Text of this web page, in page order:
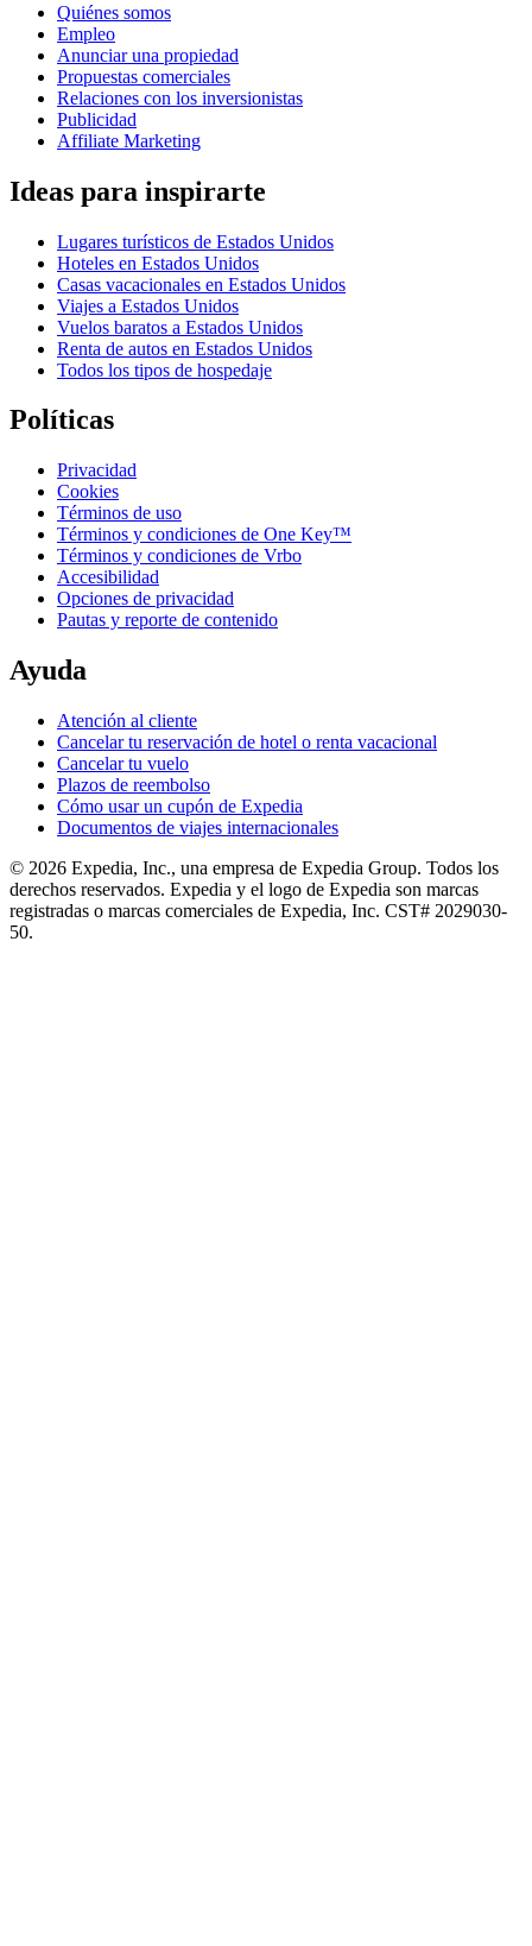
Quiénes somos
Empleo
Anunciar una propiedad
Propuestas comerciales
Relaciones con los inversionistas
Publicidad
Affiliate Marketing
Ideas para inspirarte
Lugares turísticos de Estados Unidos
Hoteles en Estados Unidos
Casas vacacionales en Estados Unidos
Viajes a Estados Unidos
Vuelos baratos a Estados Unidos
Renta de autos en Estados Unidos
Todos los tipos de hospedaje
Políticas
Privacidad
Cookies
Términos de uso
Términos y condiciones de One Key™
Términos y condiciones de Vrbo
Accesibilidad
Opciones de privacidad
Pautas y reporte de contenido
Ayuda
Atención al cliente
Cancelar tu reservación de hotel o renta vacacional
Cancelar tu vuelo
Plazos de reembolso
Cómo usar un cupón de Expedia
Documentos de viajes internacionales
© 2026 Expedia, Inc., una empresa de Expedia Group. Todos los
derechos reservados. Expedia y el logo de Expedia son marcas
registradas o marcas comerciales de Expedia, Inc. CST# 2029030-
50.